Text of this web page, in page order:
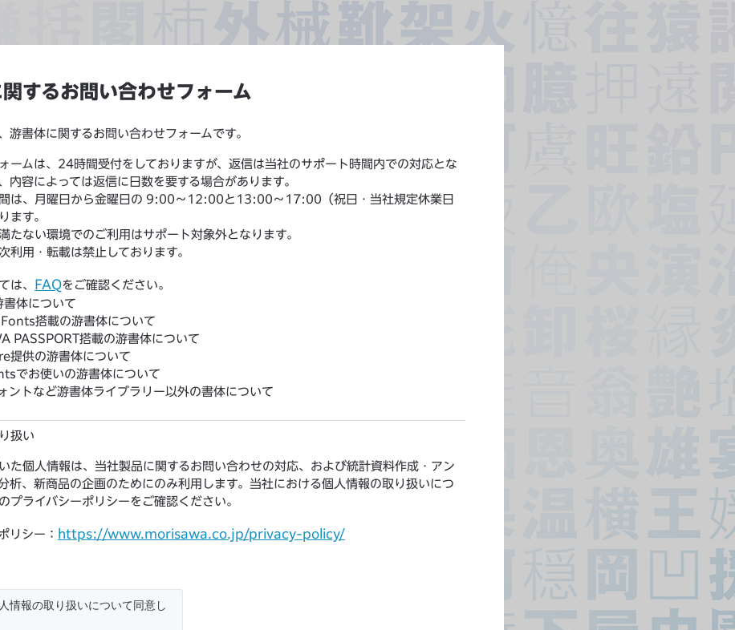
するお問い合わせフォーム
游書体に関するお問い合わせフォームです。
ームは、24時間受付をしておりますが、返信は当社のサポート時間内での対応とな
内容によっては返信に日数を要する場合があります。
間は、月曜日から金曜日の 9:00〜12:00と13:00〜17:00（祝日・当社規定休業日
ます。
たない環境でのご利用はサポート対象外となります。
利用・転載は禁止しております。
は、 FAQをご確認ください。
書体について
搭載の游書体について
PASSPORT搭載の游書体について
提供の游書体について
でお使いの游書体について
ントなど游書体ライブラリー以外の書体について
扱い
た個人情報は、当社製品に関するお問い合わせの対応、および統計資料作成・アン
析、新商品の企画のためにのみ利用します。当社における個人情報の取り扱いにつ
プライバシーポリシーをご確認ください。
リシー： https://www.morisawa.co.jp/privacy-policy/
人情報の取り扱いについて同意し